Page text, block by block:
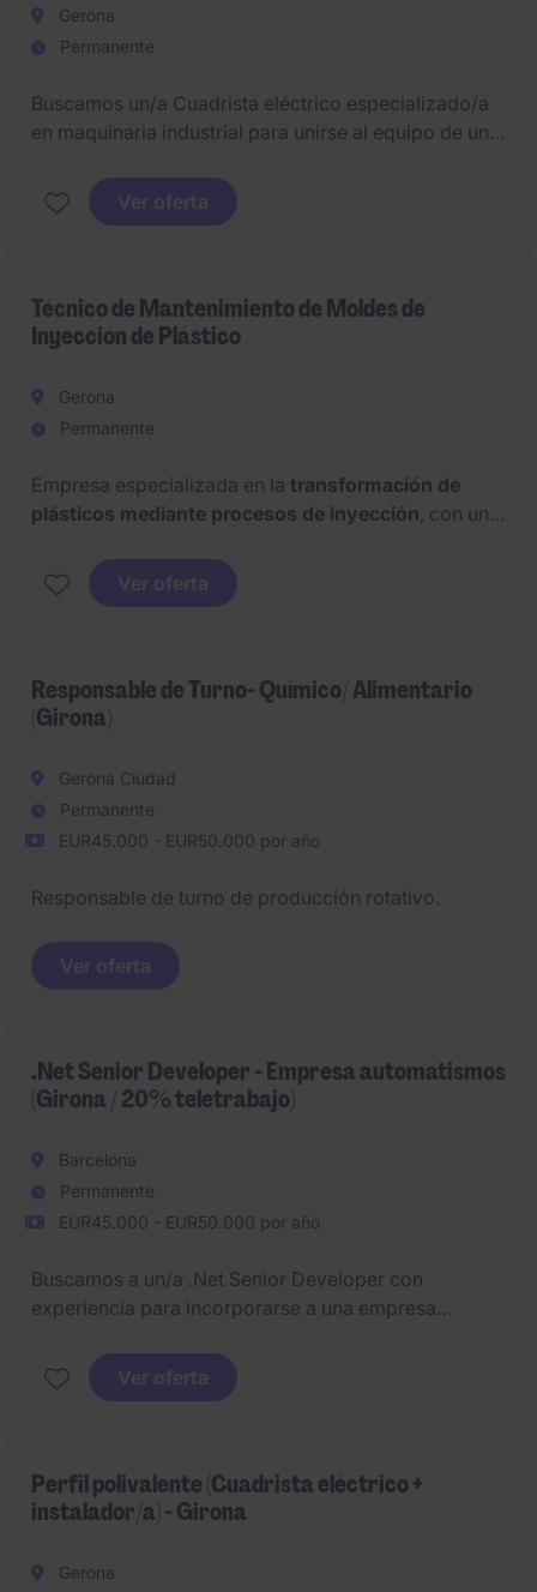
Gerona
Permanente
Buscamos un/a Cuadrista eléctrico especializado/a
en maquinaria industrial para unirse al equipo de una
industriales. La posición se encuentra ubicada en
Vilablareix y requiere experiencia previa en el
Ver oferta
Técnico de Mantenimiento de Moldes de
Inyección de Plástico
Gerona
Permanente
Empresa especializada en la transformación de
plásticos mediante procesos de inyección, con un
de sus productos, busca incorporar a un
mantenimiento de moldes.
Ver oferta
Responsable de Turno- Químico/ Alimentario
(Girona)
Gerona Ciudad
Permanente
EUR45.000 - EUR50.000 por año
Responsable de turno de producción rotativo.
Ver oferta
.Net Senior Developer - Empresa automatismos
(Girona / 20% teletrabajo)
Barcelona
Permanente
EUR45.000 - EUR50.000 por año
Buscamos a un/a .Net Senior Developer con
experiencia para incorporarse a una empresa
Ver oferta
Perfil polivalente (Cuadrista eléctrico +
instalador/a) - Girona
Gerona